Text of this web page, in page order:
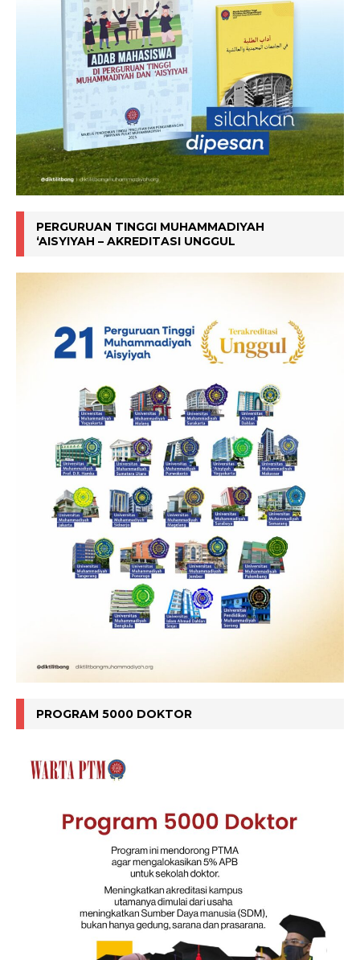
PERGURUAN TINGGI MUHAMMADIYAH
‘AISYIYAH – AKREDITASI UNGGUL
PROGRAM 5000 DOKTOR